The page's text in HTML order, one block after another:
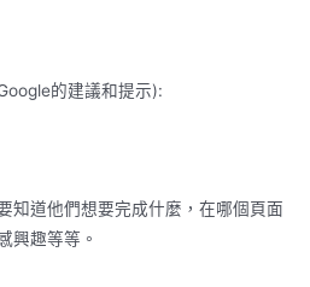
的建議和提示):
知道他們想要完成什麼，在哪個頁面
興趣等等。